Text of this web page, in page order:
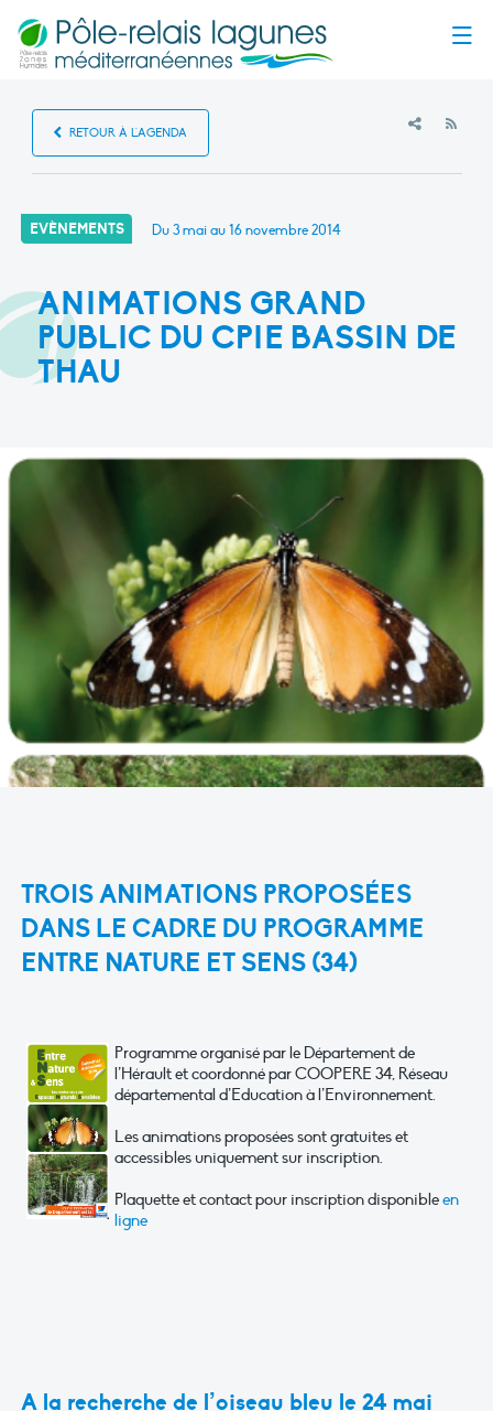
RETOUR À L'AGENDA
EVÈNEMENTS Du 3 mai au 16 novembre 2014
ANIMATIONS GRAND
PUBLIC DU CPIE BASSIN DE
THAU
TROIS ANIMATIONS PROPOSÉES
DANS LE CADRE DU PROGRAMME
ENTRE NATURE ET SENS (34)
Programme organisé par le Département de
l’Hérault et coordonné par COOPERE 34, Réseau
départemental d’Education à l’Environnement.
Les animations proposées sont gratuites et
accessibles uniquement sur inscription.
Plaquette et contact pour inscription disponibleen
ligne
A la recherche de l’oiseau bleu le 24 mai